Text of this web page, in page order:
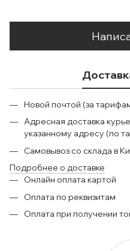
Новой почтой (за
Адресная доставка
указанному адресу (по
Самовывоз со склада в
Подробнее о доставке
Онлайн оплата картой
Оплата по реквизитам
Оплата при получении